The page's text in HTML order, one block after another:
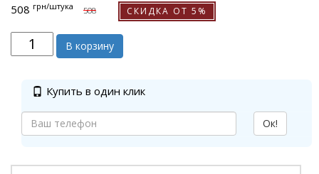
508 грн/штука 508 СКИДКА ОТ 5%
В корзину
Купить в один клик
Ок!